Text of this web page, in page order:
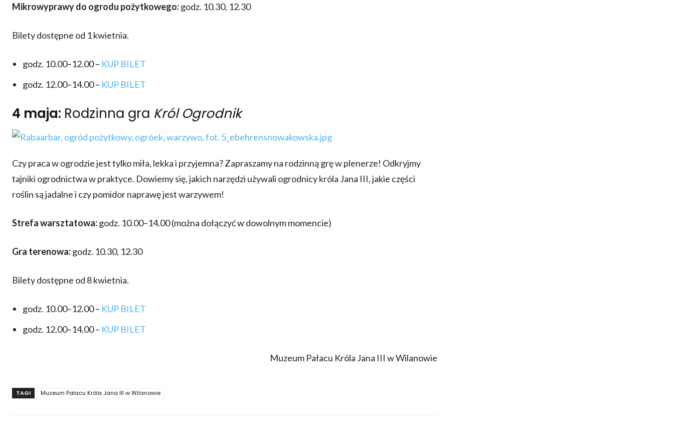
Mikrowyprawy do ogrodu pożytkowego:godz. 10.30, 12.30
Bilety dostępne od 1 kwietnia.
godz. 10.00–12.00 – KUP BILET
godz. 12.00–14.00 – KUP BILET
4 maja: Rodzinna gra Król Ogrodnik
Czy praca w ogrodzie jest tylko miła, lekka i przyjemna? Zapraszamy na rodzinną grę w plenerze! Odkryjmy
tajniki ogrodnictwa w praktyce. Dowiemy się, jakich narzędzi używali ogrodnicy króla Jana III, jakie części
roślin są jadalne i czy pomidor naprawę jest warzywem!
Strefa warsztatowa:godz. 10.00–14.00 (można dołączyć w dowolnym momencie)
Gra terenowa:godz. 10.30, 12.30
Bilety dostępne od 8 kwietnia.
godz. 10.00–12.00 – KUP BILET
godz. 12.00–14.00 – KUP BILET
Muzeum Pałacu Króla Jana III w Wilanowie
TAGI Muzeum Pałacu Króla Jana III w Wilanowie